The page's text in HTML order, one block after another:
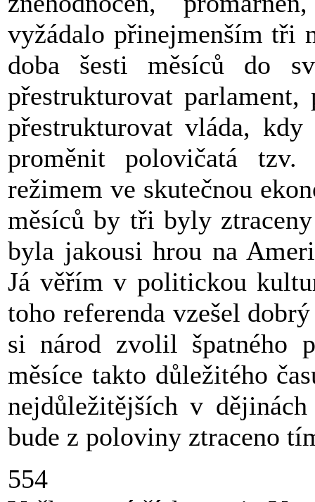
vyžádalo přinejmenším tři
doba šesti měsíců do
přestrukturovat
přestrukturovat vláda,
proměnit polovičatá tzv.
režimem ve skutečnou
měsíců by tři byly
byla jakousi hrou na
Já věřím v politickou
toho referenda vzešel
si národ zvolil špatného
měsíce takto důležitého
nejdůležitějších v
bude z poloviny ztraceno
554